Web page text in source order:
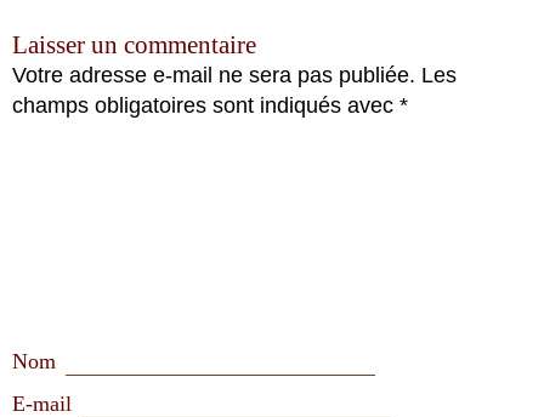
Laisser un commentaire
Votre adresse e-mail ne sera pas publiée. Les
champs obligatoires sont indiqués avec *
Nom
E-mail